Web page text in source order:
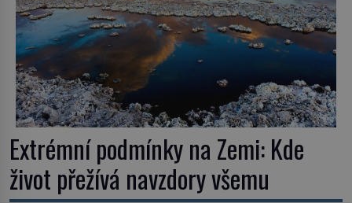
Extrémní podmínky na Zemi: Kde
život přežívá navzdory všemu